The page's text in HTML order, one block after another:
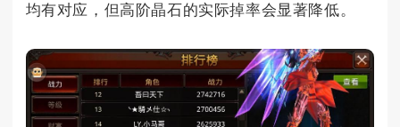
均有对应，但高阶晶石的实际掉率会显著降低。